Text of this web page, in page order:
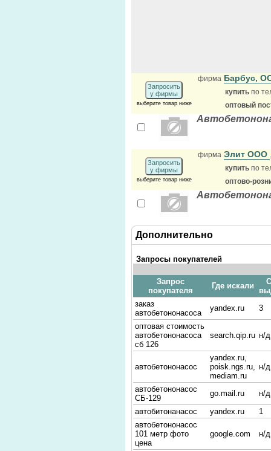
Запросить
у фирмы
выберите товар ниже
фирма Барбус,
купить по
оптовый
Запросить
у фирмы
выберите товар ниже
фирма Элит ООО
купить по
оптово-
Дополнительно
Запросы покупателей
Запрос
покупателя
Где искали
заказ
автобетононасоса
yandex.ru
3
оптовая стоимость
автобетононасоса
сб 126
search.qip.ru н/д
автобетононасос
yandex.ru,
poisk.ngs.ru,
mediam.ru
н/д
автобетононасос
СБ-129
go.mail.ru
н/д
автобитонанасос
yandex.ru
1
автобетононасос
101 метр фото
цена
google.com н/д